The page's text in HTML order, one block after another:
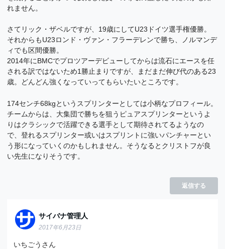
れません。
さてリック・ザベルですが、19歳にしてU23ドイツ選手権優勝。
それからもU23ロンド・ヴァン・フラーデレンで勝ち、ノルマンデ
ィでも区間優勝。
2014年にBMCでプロツアーデビューしてからは流石にエースを任
される訳ではないため1勝止まりですが、まだまだ伸び代のある23
歳。どんどん強くなっていってもらいたいところです。
174センチ68kgというスプリンターとしては小柄なプロフィール。
チームからは、大集団で勝ちを狙うピュアスプリンターというよ
りはクラシックで活躍できる選手として期待されてるようなの
で、登れるスプリンター或いはスプリントに強いパンチャーとい
う形になっていくのかもしれません。そうなるとクリストフが良
い先生になりそうです。
返信する
サイバナ管理人
2017年6月23日
いちごうさん